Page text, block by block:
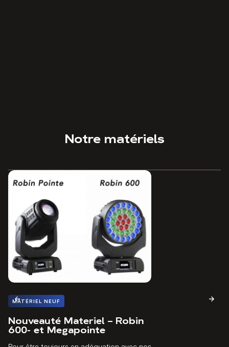
Notre matériels
MATÉRIEL NEUF
Nouveauté Materiel – Robin
600- et Megapointe